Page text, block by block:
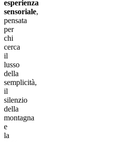
esperienza
sensoriale,
pensata
per
chi
cerca
il
lusso
della
semplicità,
il
silenzio
della
montagna
e
la